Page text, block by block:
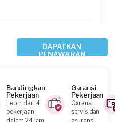
DAPATKAN
PENAWARAN
Bandingkan
Pekerjaan
Lebih dari 4
pekerjaan
dalam 24 jam
Garansi
Pekerjaan
Garansi
servis dan
asuransi